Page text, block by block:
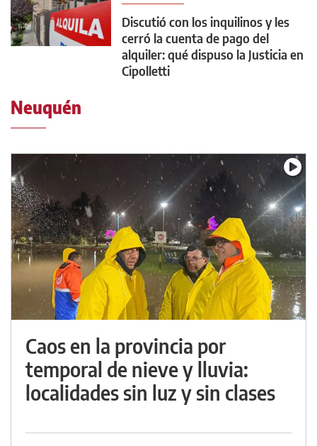
Discutió con los inquilinos y les
cerró la cuenta de pago del
alquiler: qué dispuso la Justicia en
Cipolletti
Neuquén
Caos en la provincia por
temporal de nieve y lluvia:
localidades sin luz y sin clases